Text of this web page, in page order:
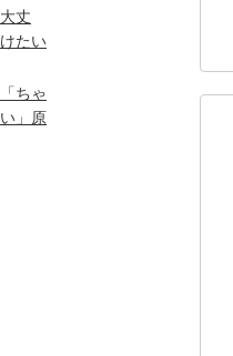
丈
たい
ちゃ
」原